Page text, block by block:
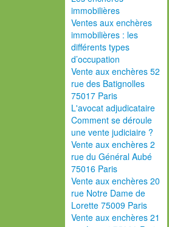
immobilières
Ventes aux enchères
immobilières : les
différents types
d’occupation
Vente aux enchères 52
rue des Batignolles
75017 Paris
L'avocat adjudicataire
Comment se déroule
une vente judiciaire ?
Vente aux enchères 2
rue du Général Aubé
75016 Paris
Vente aux enchères 20
rue Notre Dame de
Lorette 75009 Paris
Vente aux enchères 21